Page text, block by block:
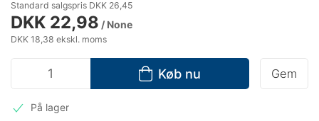
Standard salgspris DKK 26,45
DKK 22,98 / None
DKK 18,38 ekskl. moms
Køb nu Gem
På lager